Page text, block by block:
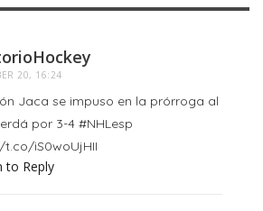
20, 16:24
Jaca se impuso en la prórroga al
por 3-4 #NHLesp
iS0woUjHII
to Reply